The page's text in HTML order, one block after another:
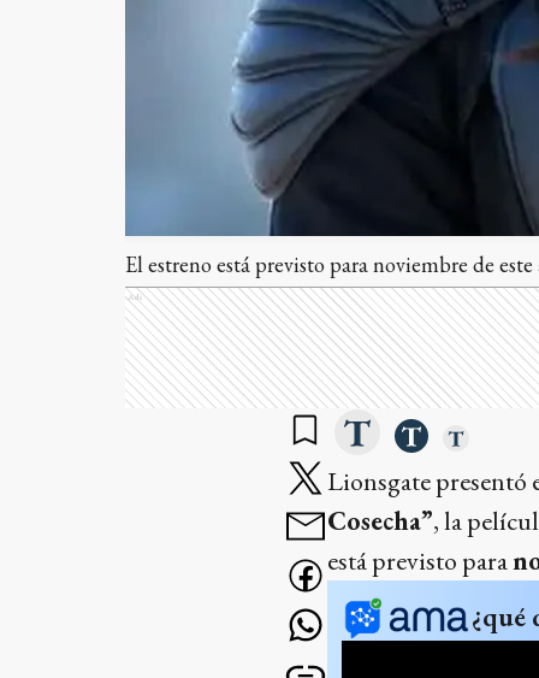
El estreno está previsto para noviembre de este
Ads
Lionsgate presentó
Cosecha”, la
está previsto para
¿qué